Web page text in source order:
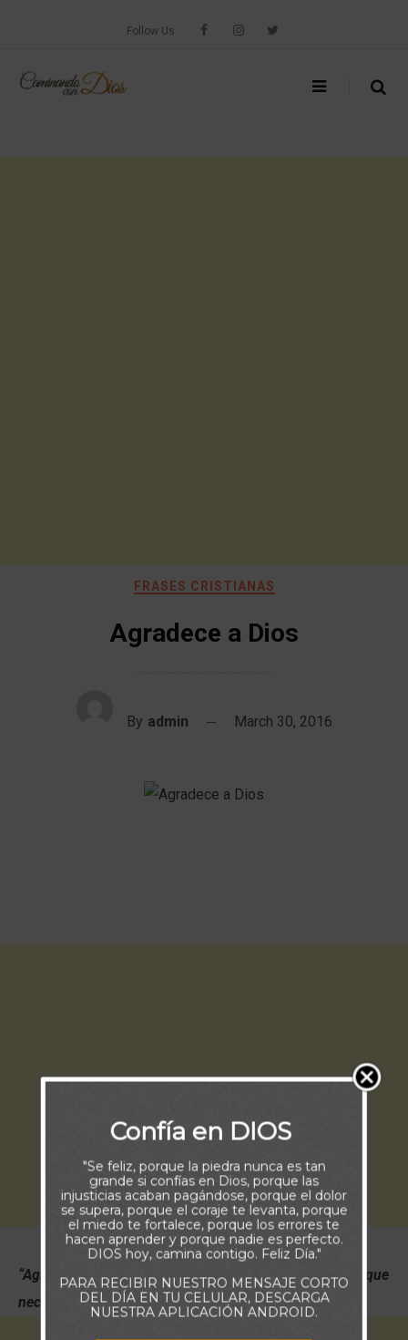
Follow Us
FRASES CRISTIANAS
Agradece a Dios
By admin March 30, 2016
“Agradece a Dios por lo que tienes. Confía en Él por lo que
necesitas”
Confía en DIOS
"Se feliz, porque la piedra nunca es tan
grande si confías en Dios, porque las
injusticias acaban pagándose, porque el dolor
se supera, porque el coraje te levanta, porque
el miedo te fortalece, porque los errores te
hacen aprender y porque nadie es perfecto.
DIOS hoy, camina contigo. Feliz Día."
PARA RECIBIR NUESTRO MENSAJE CORTO
DEL DÍA EN TU CELULAR, DESCARGA
NUESTRA APLICACIÓN ANDROID.